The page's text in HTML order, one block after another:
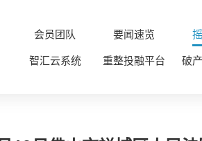
会员团队 要闻速览
智汇云系统 重整投融平台 破